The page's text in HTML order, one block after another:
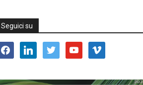
Seguici su
facebooklinkedin twitter youtube vimeo